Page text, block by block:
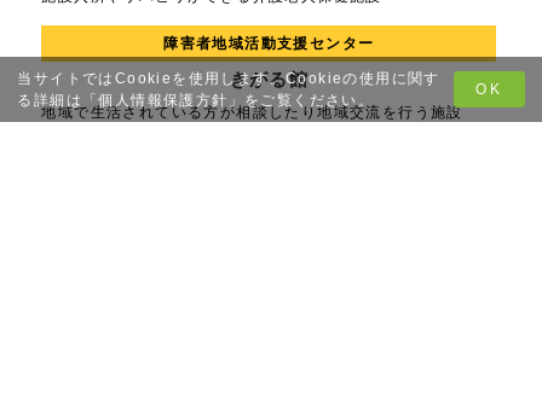
当サイトではCookieを使用します。Cookieの使用に関す
る詳細は「個人情報保護方針 」をご覧ください。
OK
障害者地域活動支援センター
きがる館
地域で生活されている方が相談したり地域交流を行う施設